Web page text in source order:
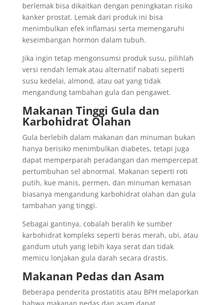
berlemak bisa dikaitkan dengan peningkatan risiko
kanker prostat. Lemak dari produk ini bisa
menimbulkan efek inflamasi serta memengaruhi
keseimbangan hormon dalam tubuh.
Jika ingin tetap mengonsumsi produk susu, pilihlah
versi rendah lemak atau alternatif nabati seperti
susu kedelai, almond, atau oat yang tidak
mengandung tambahan gula dan pengawet.
Makanan Tinggi Gula dan
Karbohidrat Olahan
Gula berlebih dalam makanan dan minuman bukan
hanya berisiko menimbulkan diabetes, tetapi juga
dapat memperparah peradangan dan mempercepat
pertumbuhan sel abnormal. Makanan seperti roti
putih, kue manis, permen, dan minuman kemasan
biasanya mengandung karbohidrat olahan dan gula
tambahan yang tinggi.
Sebagai gantinya, cobalah beralih ke sumber
karbohidrat kompleks seperti beras merah, ubi, atau
gandum utuh yang lebih kaya serat dan tidak
memicu lonjakan gula darah secara drastis.
Makanan Pedas dan Asam
Beberapa penderita prostatitis atau BPH melaporkan